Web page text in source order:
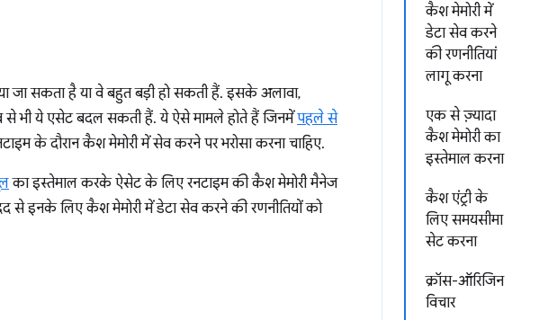
कैश मेमोरी में
डेटा सेव करने
की रणनीतियां
लागू करना
एक से ज़्यादा
कैश मेमोरी का
इस्तेमाल करना
कैश एंट्री के
लिए समयसीमा
सेट करना
क्रॉस-ऑरिजिन
विचार
सकता है या वे बहुत बड़ी हो सकती हैं. इसके अलावा,
से भी ये एसेट बदल सकती हैं. ये ऐसे मामले होते हैं जिनमेंपहले से
के दौरान कैश मेमोरी में सेव करने पर भरोसा करना चाहिए.
का इस्तेमाल करके ऐसेट के लिए रनटाइम की कैश मेमोरी मैनेज
से इनके लिए कैश मेमोरी में डेटा सेव करने की रणनीतियों को